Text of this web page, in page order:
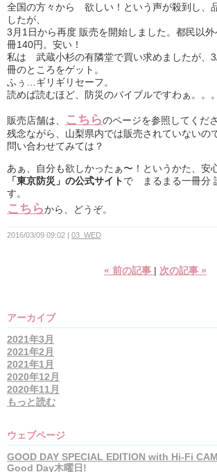
全国の方々から 欲しい！という声が殺到し、
したが、
3月1日から再度 販売を開始しました。都民以
冊140円。安い！
私は 武蔵小杉の有隣堂で買い求めましたが、
冊のところをゲット。
ふぅ…ギリギリセーフ。
読めば読むほど、防災のバイブルですわぁ。。。
販売店舗は、 こちらのページを参照してくださ
残念ながら、山梨県内では販売されていないの
問い合わせてみては？
あぁ、自分も欲しかったぁ〜！というかた、安
「東京防災」の公式サイトで まるまる一冊分
す。
こちらから、どうぞ。
2016/03/09 09:02 03_WED
« 前の記事 次の記事 »
アーカイブ
2021年3月
2021年2月
2021年1月
2020年12月
2020年11月
もっと読む
ウェブページ
GOOD DAY SPECIAL EDITION with Hi-Fi
Good Day木曜日!